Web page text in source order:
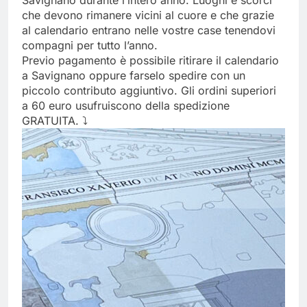
che devono rimanere vicini al cuore e che grazie
al calendario entrano nelle vostre case tenendovi
compagni per tutto l’anno.
Previo pagamento è possibile ritirare il calendario
a Savignano oppure farselo spedire con un
piccolo contributo aggiuntivo. Gli ordini superiori
a 60 euro usufruiscono della spedizione
GRATUITA. ⤵️